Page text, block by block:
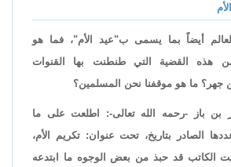
أيضاً بما يسمى ب"عيد الأم"، فما هو
هذه القضية التي طنطنت بها القنوات
جهر؟ ما هو موقفنا نحن المسلمين؟
بن باز -رحمه الله تعالى-: اطلعت على ما
الصادر بتاريخ، تحت عنوان: تكريم الأم،
الكاتب قد حبذ من بعض الوجوه ما ابتدعه